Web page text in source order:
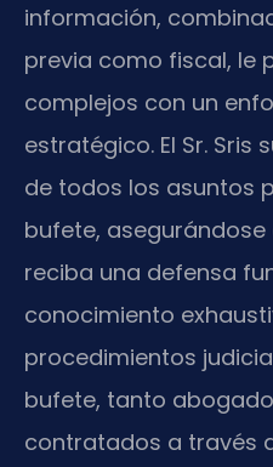
información,
previa como fiscal, le
complejos con un
estratégico. El Sr. Sris
de todos los asuntos
bufete,
reciba una defensa
conocimiento
procedimientos
bufete, tanto
contratados a través